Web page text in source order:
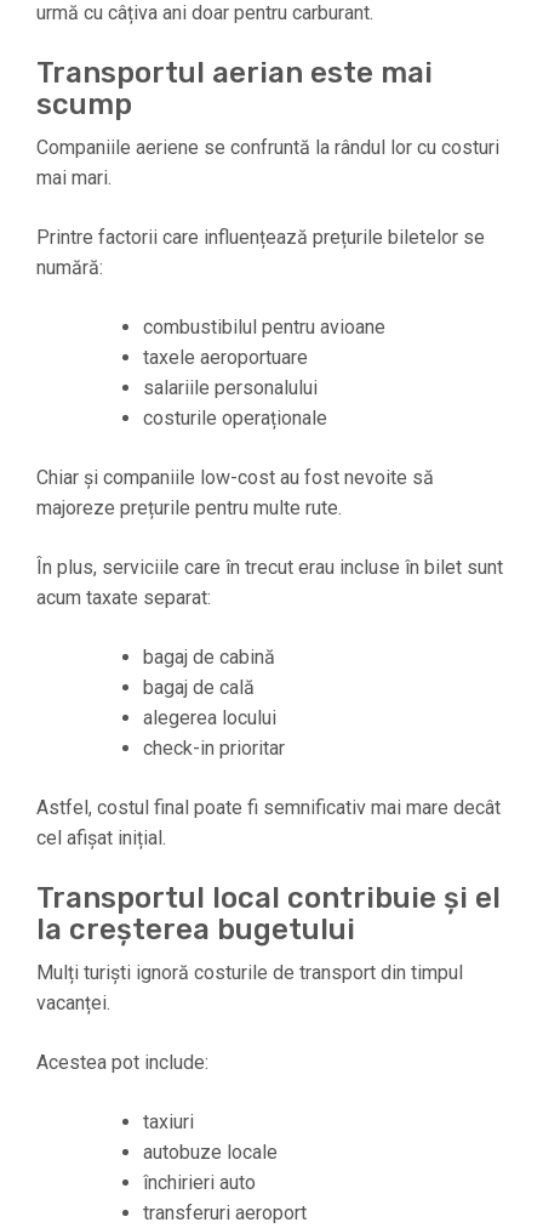
urmă cu câțiva ani doar pentru carburant.
Transportul aerian este mai
scump
Companiile aeriene se confruntă la rândul lor cu costuri
mai mari.
Printre factorii care influențează prețurile biletelor se
numără:
combustibilul pentru avioane
taxele aeroportuare
salariile personalului
costurile operaționale
Chiar și companiile low-cost au fost nevoite să
majoreze prețurile pentru multe rute.
În plus, serviciile care în trecut erau incluse în bilet sunt
acum taxate separat:
bagaj de cabină
bagaj de cală
alegerea locului
check-in prioritar
Astfel, costul final poate fi semnificativ mai mare decât
cel afișat inițial.
Transportul local contribuie și el
la creșterea bugetului
Mulți turiști ignoră costurile de transport din timpul
vacanței.
Acestea pot include:
taxiuri
autobuze locale
închirieri auto
transferuri aeroport